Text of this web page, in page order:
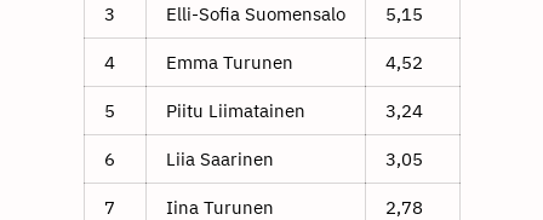
3 Elli-Sofia Suomensalo 5,15
4 Emma Turunen 4,52
5 Piitu Liimatainen 3,24
6 Liia Saarinen 3,05
7 Iina Turunen 2,78